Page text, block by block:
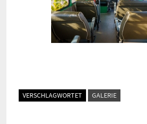
VERSCHLAGWORTET GALERIE